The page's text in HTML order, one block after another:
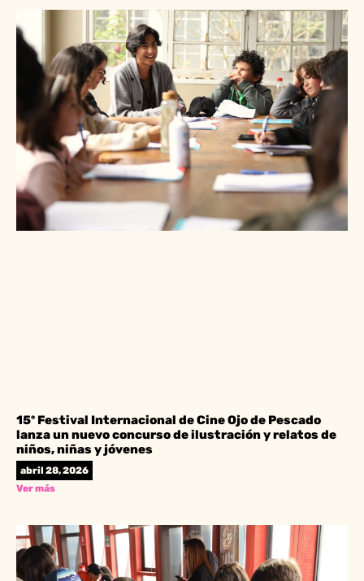
15º Festival Internacional de Cine Ojo de Pescado
lanza un nuevo concurso de ilustración y relatos de
niños, niñas y jóvenes
abril 28, 2026
Ver más